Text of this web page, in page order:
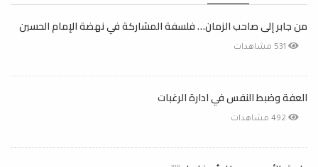
من جابر إلى صاحب الزمان… فلسفة المشاركة في نهضة الإمام الحسين
العفة وضبط النفس في ادارة الرغبات